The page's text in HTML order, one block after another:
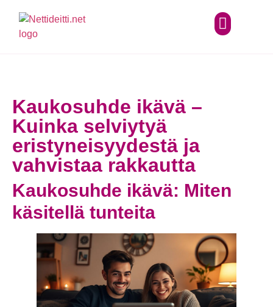
Kaukosuhde ikävä –
Kuinka selviytyä
eristyneisyydestä ja
vahvistaa rakkautta
Kaukosuhde ikävä: Miten
käsitellä tunteita